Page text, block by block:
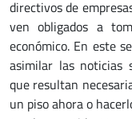
directivos de
ven obligados a
económico. En este
asimilar las noticias
que resultan
un piso ahora o